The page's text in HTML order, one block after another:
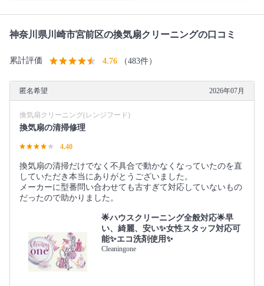
神奈川県川崎市宮前区の換気扇クリーニングの口コミ
累計評価 4.76 （483件）
匿名希望 2026年07月
換気扇クリーニング(レンジフード)
換気扇の清掃修理
4.40
換気扇の清掃だけでなく不具合で動かなくなっていたのを直
していただき本当にありがとうございました。
メーカーに型番問い合わせても古すぎて対応していないもの
だったので助かりました。
🌟ハウスクリーニング全般対応🌟早
い、綺麗、安い✨女性スタッフ対応可
能✨エコ洗剤使用✨
Cleaningone